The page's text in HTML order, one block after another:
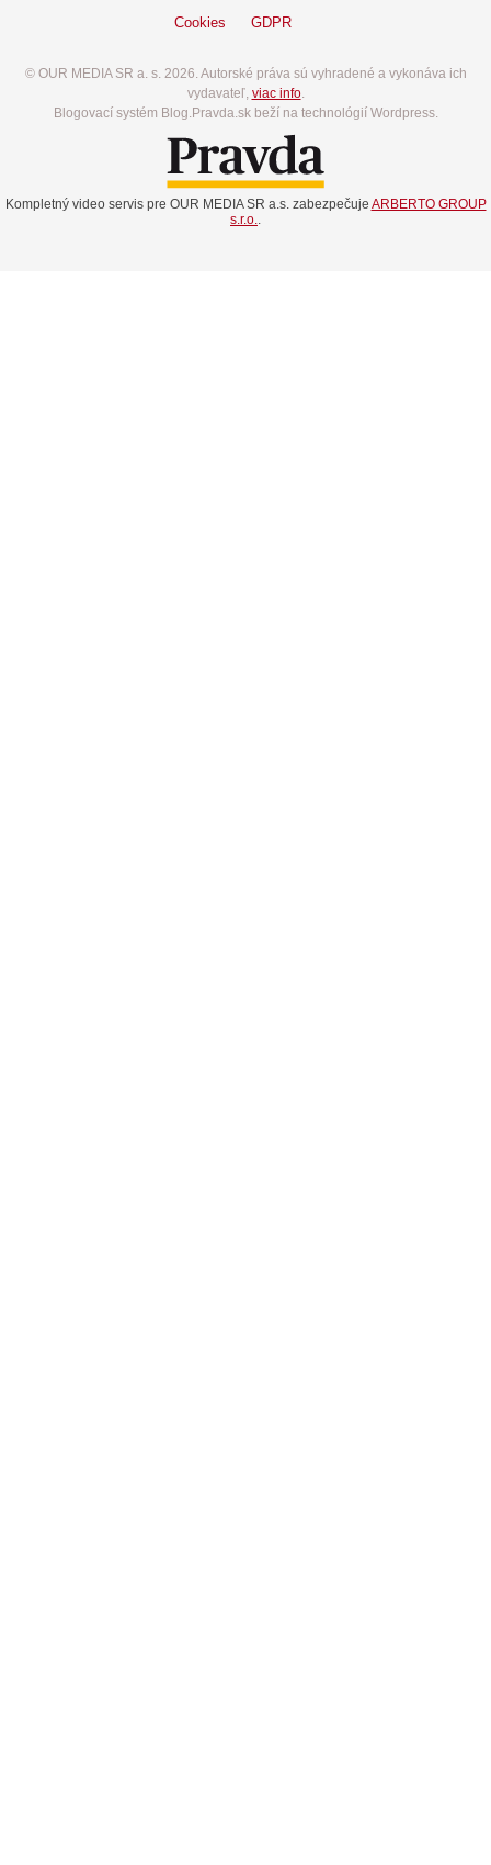
Cookies GDPR
© OUR MEDIA SR a. s. 2026. Autorské práva sú vyhradené a vykonáva ich
vydavateľ, viac info.
Blogovací systém Blog.Pravda.sk beží na technológií Wordpress.
Kompletný video servis pre OUR MEDIA SR a.s. zabezpečuje ARBERTO GROUP
s.r.o..